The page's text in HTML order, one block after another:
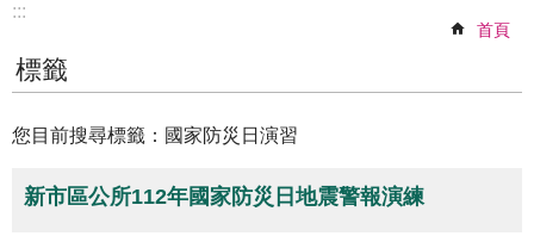
:::
首頁
標籤
您目前搜尋標籤：國家防災日演習
新市區公所112年國家防災日地震警報演練